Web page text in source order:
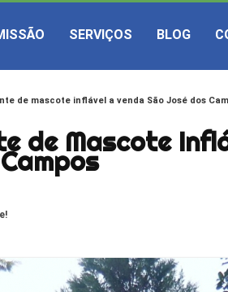
SERVIÇOS BLOG
de mascote inflável a venda São José dos
de Mascote